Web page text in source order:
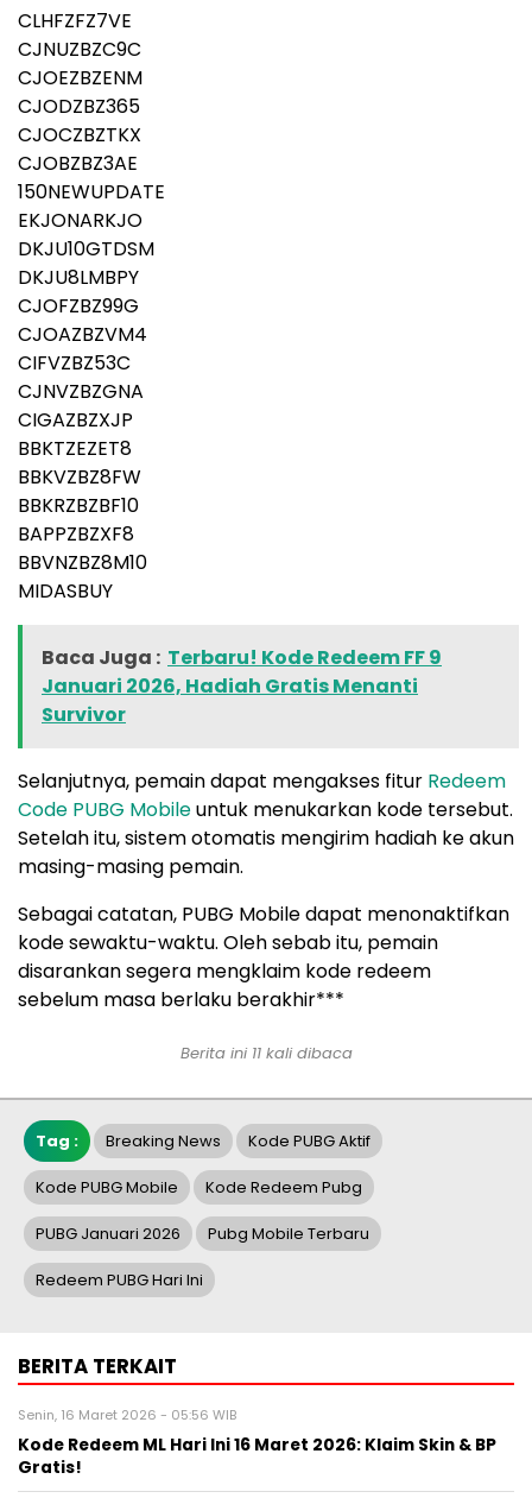
CLHFZFZ7VE
CJNUZBZC9C
CJOEZBZENM
CJODZBZ365
CJOCZBZTKX
CJOBZBZ3AE
150NEWUPDATE
EKJONARKJO
DKJU10GTDSM
DKJU8LMBPY
CJOFZBZ99G
CJOAZBZVM4
CIFVZBZ53C
CJNVZBZGNA
CIGAZBZXJP
BBKTZEZET8
BBKVZBZ8FW
BBKRZBZBF10
BAPPZBZXF8
BBVNZBZ8M10
MIDASBUY
Baca Juga : Terbaru! Kode Redeem FF 9
Januari 2026, Hadiah Gratis Menanti
Survivor
Selanjutnya, pemain dapat mengakses fitur Redeem
Code PUBG Mobileuntuk menukarkan kode tersebut.
Setelah itu, sistem otomatis mengirim hadiah ke akun
masing-masing pemain.
Sebagai catatan, PUBG Mobile dapat menonaktifkan
kode sewaktu-waktu. Oleh sebab itu, pemain
disarankan segera mengklaim kode redeem
sebelum masa berlaku berakhir***
Berita ini 11 kali dibaca
Tag : Breaking News Kode PUBG Aktif
Kode PUBG Mobile Kode Redeem Pubg
PUBG Januari 2026 Pubg Mobile Terbaru
Redeem PUBG Hari Ini
BERITA TERKAIT
Senin, 16 Maret 2026 - 05:56 WIB
Kode Redeem ML Hari Ini 16 Maret 2026: Klaim Skin & BP
Gratis!